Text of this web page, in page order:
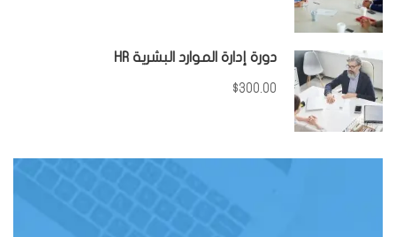
دورة إدارة الموارد البشرية HR
$300.00